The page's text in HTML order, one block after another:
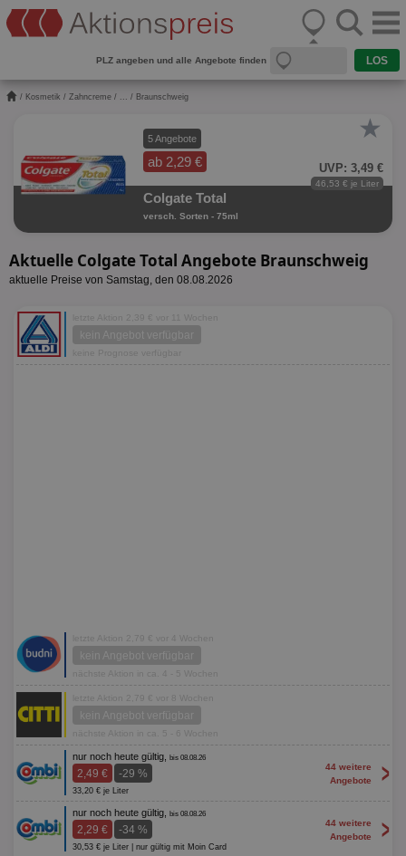
PLZ angeben und alle Angebote finden
/ Kosmetik / Zahncreme / ... / Braunschweig
5 Angebote
ab 2,29 €
★
UVP: 3,49 €
46,53 € je Liter
Colgate Total
versch. Sorten - 75ml
Aktuelle Colgate Total Angebote Braunschweig
aktuelle Preise von Samstag, den 08.08.2026
letzte Aktion 2,39 € vor 11 Wochen
kein Angebot verfügbar
keine Prognose verfügbar
letzte Aktion 2,79 € vor 4 Wochen
kein Angebot verfügbar
nächste Aktion in ca. 4 - 5 Wochen
letzte Aktion 2,79 € vor 8 Wochen
kein Angebot verfügbar
nächste Aktion in ca. 5 - 6 Wochen
nur noch heute gültig, bis 08.08.26
2,49 € -29 %
33,20 € je Liter
44 weitere
Angebote
>
nur noch heute gültig, bis 08.08.26
2,29 € -34 %
30,53 € je Liter | nur gültig mit Moin Card
44 weitere
Angebote
>